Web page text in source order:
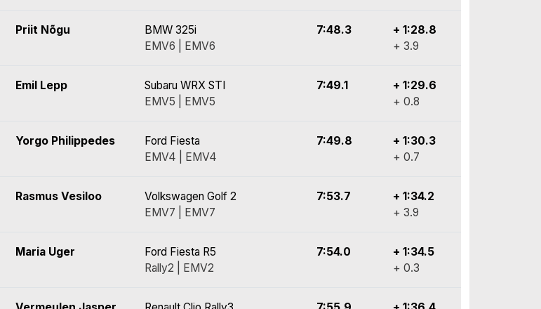
Priit Nõgu
BMW 325i
EMV6 | EMV6
7:48.3
+ 1:28.8
+ 3.9
Emil Lepp
Subaru WRX STI
EMV5 | EMV5
7:49.1
+ 1:29.6
+ 0.8
Yorgo Philippedes
Ford Fiesta
EMV4 | EMV4
7:49.8
+ 1:30.3
+ 0.7
Rasmus Vesiloo
Volkswagen Golf 2
EMV7 | EMV7
7:53.7
+ 1:34.2
+ 3.9
Maria Uger
Ford Fiesta R5
Rally2 | EMV2
7:54.0
+ 1:34.5
+ 0.3